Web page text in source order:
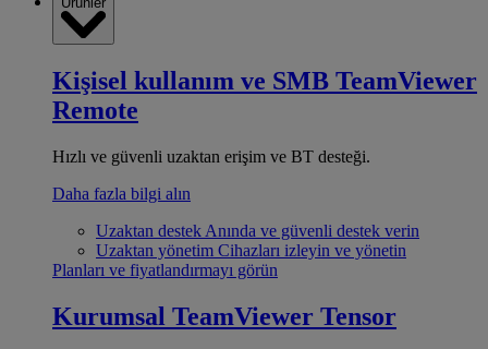
Kişisel kullanım ve SMB TeamViewer
Remote
Hızlı ve güvenli uzaktan erişim ve BT desteği.
Daha fazla bilgi alın
Uzaktan destek Anında ve güvenli destek verin
Uzaktan yönetim Cihazları izleyin ve yönetin
Planları ve fiyatlandırmayı görün
Kurumsal TeamViewer Tensor